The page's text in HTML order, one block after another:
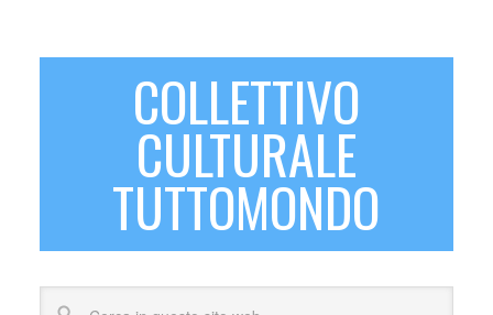
COLLETTIVO
CULTURALE
TUTTOMONDO